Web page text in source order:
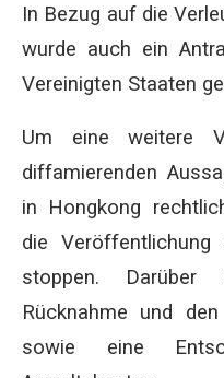
In Bezug auf die
wurde auch ein
Vereinigten Staaten
Um eine weitere
diffamierenden
in Hongkong
die Veröffentlichung
stoppen.
Rücknahme und
sowie eine